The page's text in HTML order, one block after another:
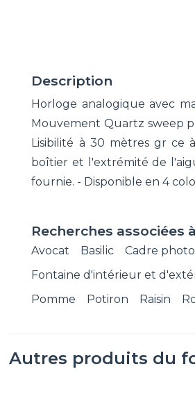
Description
Horloge analogique avec
Mouvement Quartz sweep
Lisibilité à 30 mètres gr ce
boîtier et l'extrémité de
fournie. - Disponible en 4
Recherches associées à
Avocat Basilic Cadre photo
Fontaine d'intérieur et
Pomme
Potiron Raisin
Autres produits du